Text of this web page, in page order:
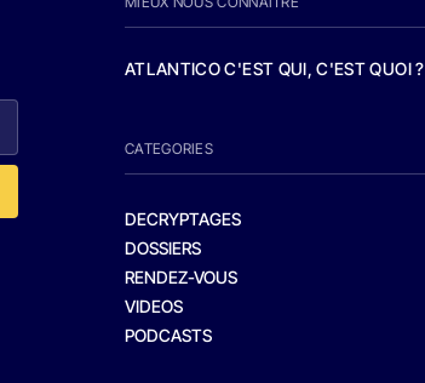
ATLANTICO C'EST QUI, C'EST QUOI ?
CATEGORIES
DECRYPTAGES
DOSSIERS
RENDEZ-VOUS
VIDEOS
PODCASTS